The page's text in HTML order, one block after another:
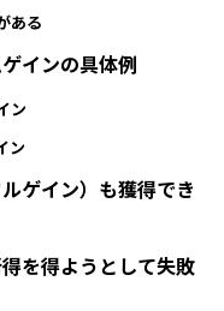
ある
インの具体例
ン
ン
ゲイン）も獲得でき
を得ようとして失敗